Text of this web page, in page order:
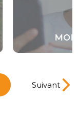
Suivant